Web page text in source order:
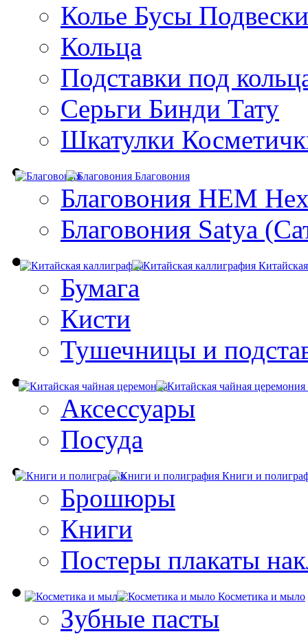
Колье Бусы Подвески
Кольца
Подставки под
Серьги Бинди Тату
Шкатулки
Благовония
Благовония HEM
Благовония Satya
Бумага
Кисти
Тушечницы и
Аксессуары
Посуда
Книги и
Брошюры
Книги
Постеры плакаты
Косметика и мыло
Зубные пасты